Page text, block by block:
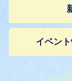
イベン